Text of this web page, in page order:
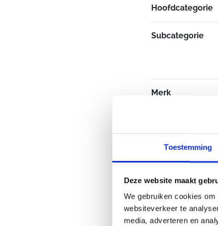
Toestemming
Deze website maakt
We gebruiken cookies
websiteverkeer te
media, adverteren en
Hoofdcategorie
Subcategorie
Merk